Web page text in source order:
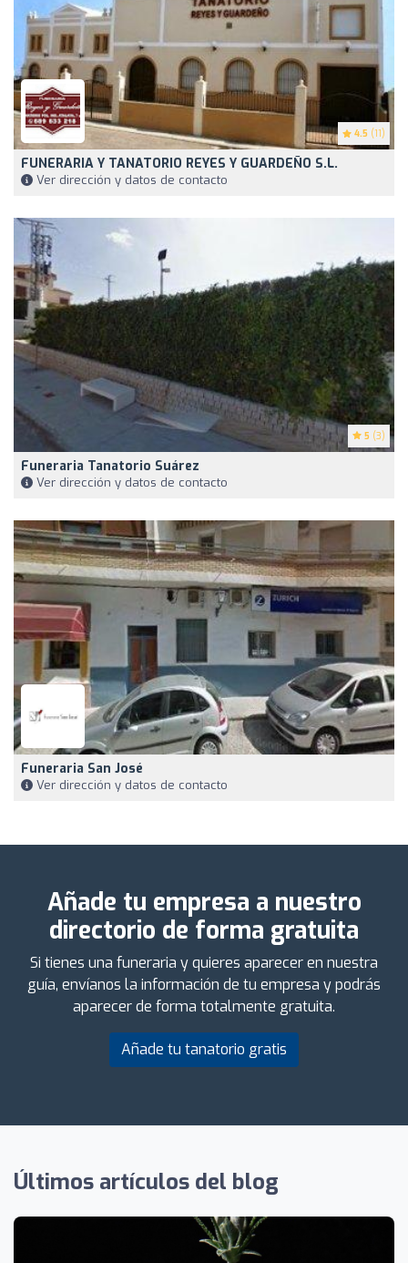
4.5 (11)
FUNERARIA Y TANATORIO REYES Y GUARDEÑO S.L.
Ver dirección y datos de contacto
5 (3)
Funeraria Tanatorio Suárez
Ver dirección y datos de contacto
Funeraria San José
Ver dirección y datos de contacto
Añade tu empresa a nuestro
directorio de forma gratuita
Si tienes una funeraria y quieres aparecer en nuestra
guía, envíanos la información de tu empresa y podrás
aparecer de forma totalmente gratuita.
Añade tu tanatorio gratis
Últimos artículos del blog